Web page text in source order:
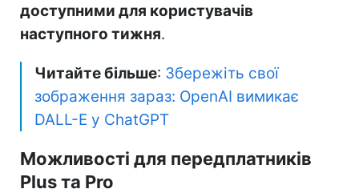
доступними для користувачів
наступного тижня.
Читайте більше: Збережіть свої
зображення зараз: OpenAI вимикає
DALL-E у ChatGPT
Можливості для передплатників
Plus та Pro